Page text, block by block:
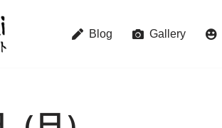
Blog Gallery